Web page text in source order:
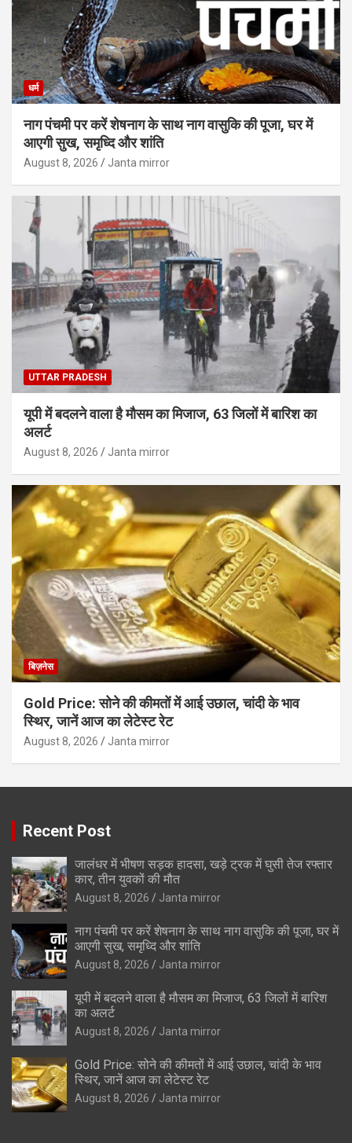
धर्म
नाग पंचमी पर करें शेषनाग के साथ नाग वासुकि की पूजा, घर में
आएगी सुख, समृध्दि और शांति
August 8, 2026 Janta mirror
UTTAR PRADESH
यूपी में बदलने वाला है मौसम का मिजाज, 63 जिलों में बारिश का
अलर्ट
August 8, 2026 Janta mirror
बिज़नेस
Gold Price: सोने की कीमतों में आई उछाल, चांदी के भाव
स्थिर, जानें आज का लेटेस्ट रेट
August 8, 2026 Janta mirror
Recent Post
जालंधर में भीषण सड़क हादसा, खड़े ट्रक में घुसी तेज रफ्तार
कार, तीन युवकों की मौत
August 8, 2026 Janta mirror
नाग पंचमी पर करें शेषनाग के साथ नाग वासुकि की पूजा, घर में
आएगी सुख, समृध्दि और शांति
August 8, 2026 Janta mirror
यूपी में बदलने वाला है मौसम का मिजाज, 63 जिलों में बारिश
का अलर्ट
August 8, 2026 Janta mirror
Gold Price: सोने की कीमतों में आई उछाल, चांदी के भाव
स्थिर, जानें आज का लेटेस्ट रेट
August 8, 2026 Janta mirror